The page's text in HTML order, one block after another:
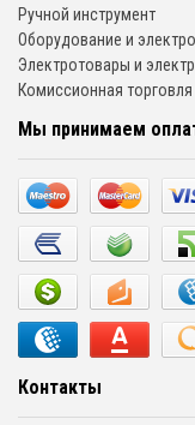
Ручной инструмент
Оборудование и
Электротовары и
Комиссионная торговля
Мы принимаем
Контакты